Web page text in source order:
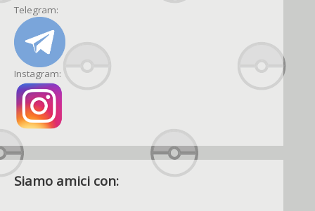
Telegram:
Instagram:
Siamo amici con: